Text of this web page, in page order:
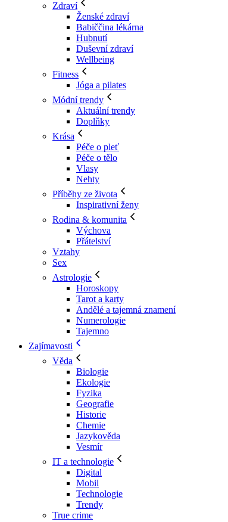
Zdraví
Ženské zdraví
Babiččina lékárna
Hubnutí
Duševní zdraví
Wellbeing
Fitness
Jóga a pilates
Módní trendy
Aktuální trendy
Doplňky
Krása
Péče o pleť
Péče o tělo
Vlasy
Nehty
Příběhy ze života
Inspirativní ženy
Rodina & komunita
Výchova
Přátelství
Vztahy
Sex
Astrologie
Horoskopy
Tarot a karty
Andělé a tajemná znamení
Numerologie
Tajemno
Zajímavosti
Věda
Biologie
Ekologie
Fyzika
Geografie
Historie
Chemie
Jazykověda
Vesmír
IT a technologie
Digital
Mobil
Technologie
Trendy
True crime